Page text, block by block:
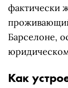
фактически
Барселоне,
Как